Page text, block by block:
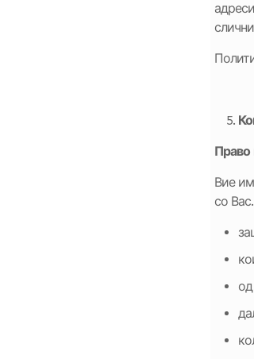
Право
Вие
со